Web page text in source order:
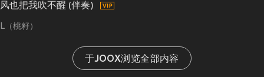
风也把我吹不醒 (伴奏)
L（桃籽）
于JOOX浏览全部内容